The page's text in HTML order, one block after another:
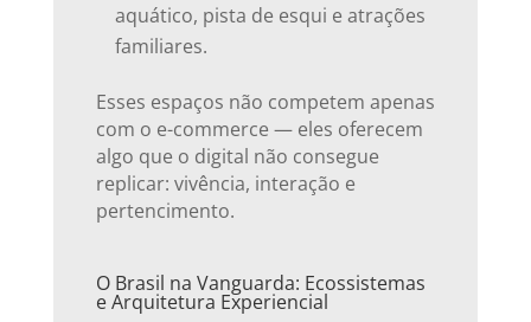
aquático, pista de esqui e atrações
familiares.
Esses espaços não competem apenas
com o e-commerce — eles oferecem
algo que o digital não consegue
replicar: vivência, interação e
pertencimento.
O Brasil na Vanguarda: Ecossistemas
e Arquitetura Experiencial